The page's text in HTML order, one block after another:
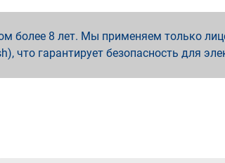
более 8 лет. Мы применяем только
что гарантирует безопасность для